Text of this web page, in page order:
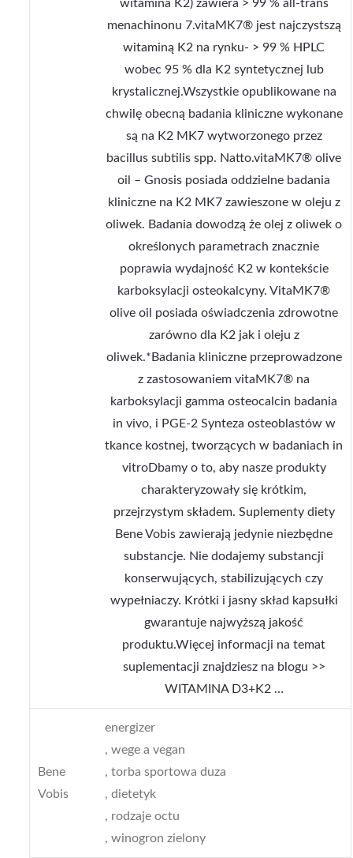
witamina K2) zawiera > 99 % all-trans
menachinonu 7.vitaMK7® jest najczystszą
witaminą K2 na rynku- > 99 % HPLC
wobec 95 % dla K2 syntetycznej lub
krystalicznej.Wszystkie opublikowane na
chwilę obecną badania kliniczne wykonane
są na K2 MK7 wytworzonego przez
bacillus subtilis spp. Natto.vitaMK7® olive
oil – Gnosis posiada oddzielne badania
kliniczne na K2 MK7 zawieszone w oleju z
oliwek. Badania dowodzą że olej z oliwek o
określonych parametrach znacznie
poprawia wydajność K2 w kontekście
karboksylacji osteokalcyny. VitaMK7®
olive oil posiada oświadczenia zdrowotne
zarówno dla K2 jak i oleju z
oliwek.*Badania kliniczne przeprowadzone
z zastosowaniem vitaMK7® na
karboksylacji gamma osteocalcin badania
in vivo, i PGE-2 Synteza osteoblastów w
tkance kostnej, tworzących w badaniach in
vitroDbamy o to, aby nasze produkty
charakteryzowały się krótkim,
przejrzystym składem. Suplementy diety
Bene Vobis zawierają jedynie niezbędne
substancje. Nie dodajemy substancji
konserwujących, stabilizujących czy
wypełniaczy. Krótki i jasny skład kapsułki
gwarantuje najwyższą jakość
produktu.Więcej informacji na temat
suplementacji znajdziesz na blogu >>
WITAMINA D3+K2 …
Bene
Vobis
energizer
, wege a vegan
, torba sportowa duza
, dietetyk
, rodzaje octu
, winogron zielony